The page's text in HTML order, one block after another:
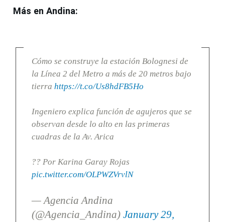
Más en Andina:
Cómo se construye la estación Bolognesi de
la Línea 2 del Metro a más de 20 metros bajo
tierra https://t.co/Us8hdFB5Ho
Ingeniero explica función de agujeros que se
observan desde lo alto en las primeras
cuadras de la Av. Arica
?? Por Karina Garay Rojas
pic.twitter.com/OLPWZVrvlN
— Agencia Andina
(@Agencia_Andina) January 29,